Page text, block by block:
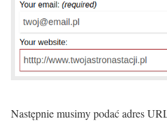
Następnie musimy podać adres